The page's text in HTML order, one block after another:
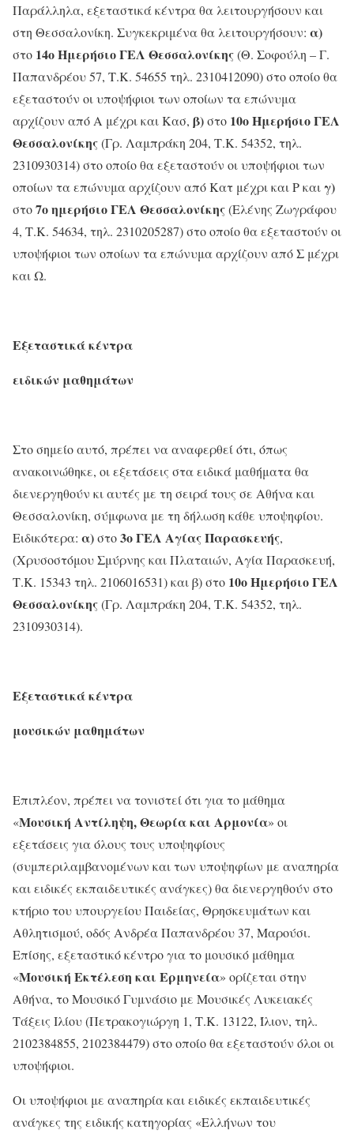
Παράλληλα, εξεταστικά κέντρα θα λειτουργήσουν και
στη Θεσσαλονίκη. Συγκεκριμένα θα λειτουργήσουν: α)
στο 14ο Ημερήσιο ΓΕΛ Θεσσαλονίκης(Θ. Σοφούλη – Γ.
Παπανδρέου 57, Τ.Κ. 54655 τηλ. 2310412090) στο οποίο θα
εξεταστούν οι υποψήφιοι των οποίων τα επώνυμα
αρχίζουν από Α μέχρι και Κασ, β)στο 10ο Ημερήσιο ΓΕΛ
Θεσσαλονίκης(Γρ. Λαμπράκη 204, Τ.Κ. 54352, τηλ.
2310930314) στο οποίο θα εξεταστούν οι υποψήφιοι των
οποίων τα επώνυμα αρχίζουν από Κατ μέχρι και Ρ καιγ)
στο7ο ημερήσιο ΓΕΛ Θεσσαλονίκης(Ελένης Ζωγράφου
4, Τ.Κ. 54634, τηλ. 2310205287) στο οποίο θα εξεταστούν οι
υποψήφιοι των οποίων τα επώνυμα αρχίζουν από Σ μέχρι
και Ω.
Εξεταστικά κέντρα
ειδικών μαθημάτων
Στο σημείο αυτό, πρέπει να αναφερθεί ότι, όπως
ανακοινώθηκε, οι εξετάσεις στα ειδικά μαθήματα θα
διενεργηθούν κι αυτές με τη σειρά τους σε Αθήνα και
Θεσσαλονίκη, σύμφωνα με τη δήλωση κάθε υποψηφίου.
Ειδικότερα: α)στο3ο ΓΕΛ Αγίας Παρασκευής,
(Χρυσοστόμου Σμύρνης και Πλαταιών, Αγία Παρασκευή,
Τ.Κ. 15343 τηλ. 2106016531) και β) στο 10ο Ημερήσιο ΓΕΛ
Θεσσαλονίκης(Γρ. Λαμπράκη 204, Τ.Κ. 54352, τηλ.
2310930314).
Εξεταστικά κέντρα
μουσικών μαθημάτων
Επιπλέον, πρέπει να τονιστεί ότι για το μάθημα
«Μουσική Αντίληψη, Θεωρία και Αρμονία» οι
εξετάσεις για όλους τους υποψηφίους
(συμπεριλαμβανομένων και των υποψηφίων με αναπηρία
και ειδικές εκπαιδευτικές ανάγκες) θα διενεργηθούν στο
κτήριο του υπουργείου Παιδείας, Θρησκευμάτων και
Αθλητισμού, οδός Ανδρέα Παπανδρέου 37, Μαρούσι.
Επίσης, εξεταστικό κέντρο για το μουσικό μάθημα
«Μουσική Εκτέλεση και Ερμηνεία» ορίζεται στην
Αθήνα, το Μουσικό Γυμνάσιο με Μουσικές Λυκειακές
Τάξεις Ιλίου (Πετρακογιώργη 1, Τ.Κ. 13122, Ίλιον, τηλ.
2102384855, 2102384479) στο οποίο θα εξεταστούν όλοι οι
υποψήφιοι.
Οι υποψήφιοι με αναπηρία και ειδικές εκπαιδευτικές
ανάγκες της ειδικής κατηγορίας «Ελλήνων του